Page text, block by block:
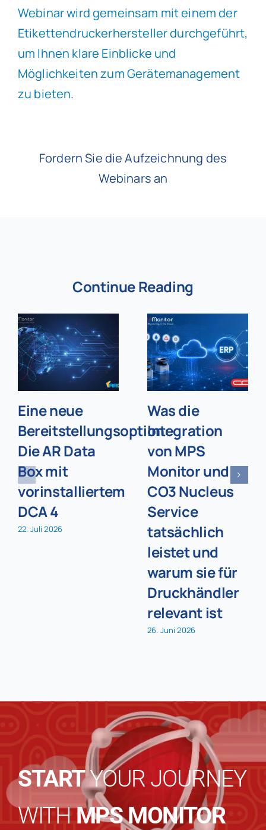
Webinar wird gemeinsam mit einem der
Etikettendruckerhersteller durchgeführt,
um Ihnen klare Einblicke und
Möglichkeiten zum Gerätemanagement
zu bieten.
Fordern Sie die Aufzeichnung des
Webinars an
Continue Reading
Eine neue
Bereitstellungsoption:
Die AR Data
Box mit
vorinstalliertem
DCA 4
22. Juli 2026
Was die
Integration
von MPS
Monitor und
CO3 Nucleus
Service
tatsächlich
leistet und
warum sie für
Druckhändler
relevant ist
26. Juni 2026
STARTYOUR JOURNEY
WITHMPS MONITOR